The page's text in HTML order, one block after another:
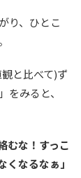
り、ひとこ
と比べて)ず
みると、
むな！すっこ
なるなぁ」